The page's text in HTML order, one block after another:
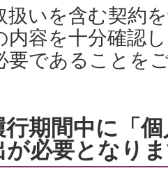
扱いを含む契約
内容を十分確認
要であることを
期間中に「
が必要となり